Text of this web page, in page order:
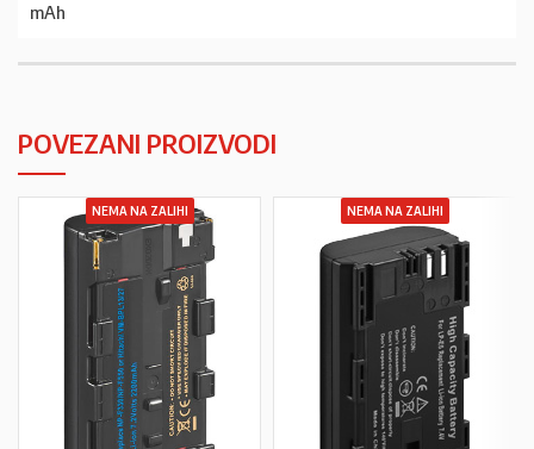
mAh
POVEZANI PROIZVODI
NEMA NA ZALIHI NEMA NA ZALIHI